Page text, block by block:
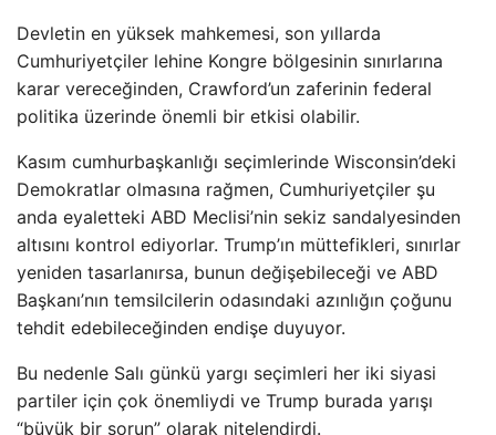
Devletin en yüksek mahkemesi, son yıllarda
Cumhuriyetçiler lehine Kongre bölgesinin sınırlarına
karar vereceğinden, Crawford’un zaferinin federal
politika üzerinde önemli bir etkisi olabilir.
Kasım cumhurbaşkanlığı seçimlerinde Wisconsin’deki
Demokratlar olmasına rağmen, Cumhuriyetçiler şu
anda eyaletteki ABD Meclisi’nin sekiz sandalyesinden
altısını kontrol ediyorlar. Trump’ın müttefikleri, sınırlar
yeniden tasarlanırsa, bunun değişebileceği ve ABD
Başkanı’nın temsilcilerin odasındaki azınlığın çoğunu
tehdit edebileceğinden endişe duyuyor.
Bu nedenle Salı günkü yargı seçimleri her iki siyasi
partiler için çok önemliydi ve Trump burada yarışı
“büyük bir sorun” olarak nitelendirdi.